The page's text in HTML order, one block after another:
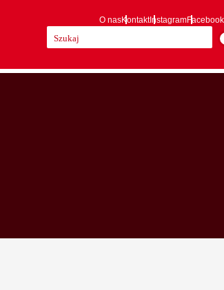
O nasKontaktInstagramFacebook